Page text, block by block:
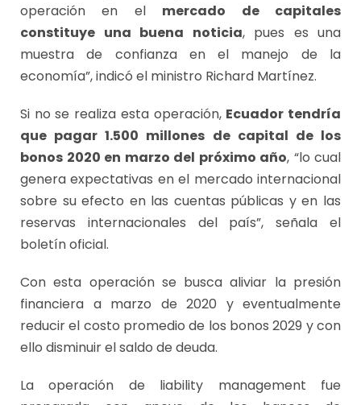
operación en el mercado de capitales
constituye una buena noticia, pues es una
muestra de confianza en el manejo de la
economía”, indicó el ministro Richard Martínez.
Si no se realiza esta operación, Ecuador tendría
que pagar 1.500 millones de capital de los
bonos 2020 en marzo del próximo año, “lo cual
genera expectativas en el mercado internacional
sobre su efecto en las cuentas públicas y en las
reservas internacionales del país”, señala el
boletín oficial.
Con esta operación se busca aliviar la presión
financiera a marzo de 2020 y eventualmente
reducir el costo promedio de los bonos 2029 y con
ello disminuir el saldo de deuda.
La operación de liability management fue